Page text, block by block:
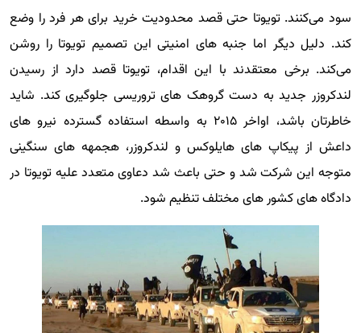
سود می‌کنند. تویوتا حتی قصد محدودیت خرید برای هر فرد را وضع
کند. دلیل دیگر اما جنبه های امنیتی این تصمیم تویوتا را روشن
می‌کند. برخی معتقدند با این اقدام، تویوتا قصد دارد از رسیدن
لندکروزر جدید به دست گروهک های تروریسی جلوگیری کند. شاید
خاطرتان باشد، اواخر ۲۰۱۵ به واسطه استفاده گسترده نیرو های
داعش از پیکاپ های هایلوکس و لندکروزر، هجمهه های سنگینی
متوجه این شرکت شد و حتی باعث شد دعاوی متعدد علیه تویوتا در
دادگاه های کشور های مختلف تنظیم شود.